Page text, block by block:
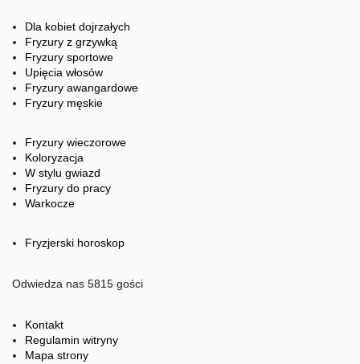
Dla kobiet dojrzałych
Fryzury z grzywką
Fryzury sportowe
Upięcia włosów
Fryzury awangardowe
Fryzury męskie
Fryzury wieczorowe
Koloryzacja
W stylu gwiazd
Fryzury do pracy
Warkocze
Fryzjerski horoskop
Odwiedza nas 5815 gości
Kontakt
Regulamin witryny
Mapa strony